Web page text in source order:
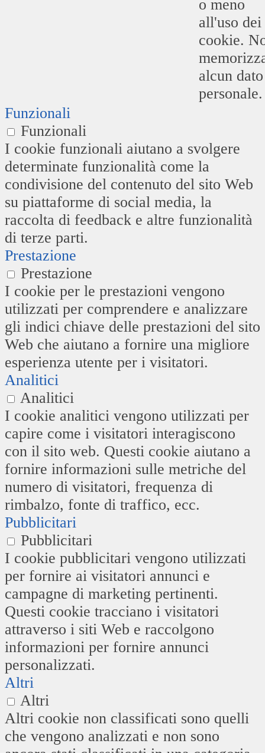
o meno
all'uso dei
cookie.
alcun dato
personale.
Funzionali
Funzionali
I cookie funzionali aiutano a svolgere
determinate funzionalità come la
condivisione del contenuto del sito Web
su piattaforme di social media, la
raccolta di feedback e altre funzionalità
di terze parti.
Prestazione
Prestazione
I cookie per le prestazioni vengono
utilizzati per comprendere e analizzare
gli indici chiave delle prestazioni del sito
Web che aiutano a fornire una migliore
esperienza utente per i visitatori.
Analitici
Analitici
I cookie analitici vengono utilizzati per
capire come i visitatori interagiscono
con il sito web. Questi cookie aiutano a
fornire informazioni sulle metriche del
numero di visitatori, frequenza di
rimbalzo, fonte di traffico, ecc.
Pubblicitari
Pubblicitari
I cookie pubblicitari vengono utilizzati
per fornire ai visitatori annunci e
campagne di marketing pertinenti.
Questi cookie tracciano i visitatori
attraverso i siti Web e raccolgono
informazioni per fornire annunci
personalizzati.
Altri
Altri
Altri cookie non classificati sono quelli
che vengono analizzati e non sono